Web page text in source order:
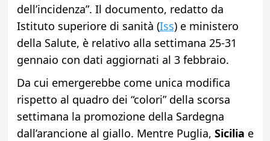
dell’incidenza”. Il documento, redatto da
Istituto superiore di sanità (Iss) e ministero
della Salute, è relativo alla settimana 25-31
gennaio con dati aggiornati al 3 febbraio.
Da cui emergerebbe come unica modifica
rispetto al quadro dei “colori” della scorsa
settimana la promozione della Sardegna
dall’arancione al giallo. Mentre Puglia, Sicilia e